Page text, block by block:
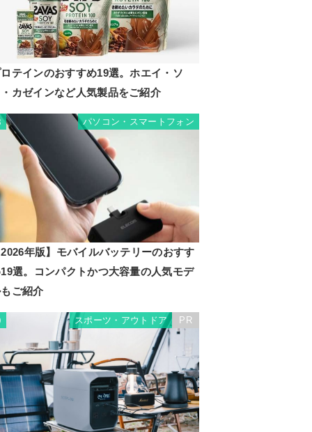
テインのおすすめ19選。ホエイ・ソ
カゼインなど人気製品をご紹介
パソコン・スマートフォン
年版】モバイルバッテリーのおすす
選。コンパクトかつ大容量の人気モデ
ご紹介
スポーツ・アウトドア PR